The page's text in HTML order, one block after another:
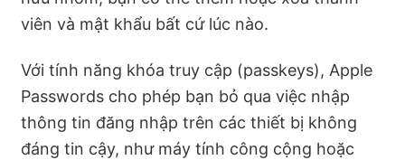
viên và mật khẩu bất cứ lúc nào.
Với tính năng khóa truy cập (passkeys), Apple
Passwords cho phép bạn bỏ qua việc nhập
thông tin đăng nhập trên các thiết bị không
đáng tin cậy, như máy tính công cộng hoặc